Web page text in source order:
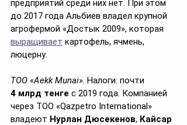
предприятий среди них нет. При этом
до 2017 года Альбиев владел крупной
агрофермой «Достык 2009», которая
выращивает картофель, ячмень,
люцерну.
ТОО «Aekk Munai». Налоги: почти
4 млрд тенге с 2019 года. Компанией
через ТОО «Qazpetro International»
владеют Нурлан Дюсекенов, Кайсар